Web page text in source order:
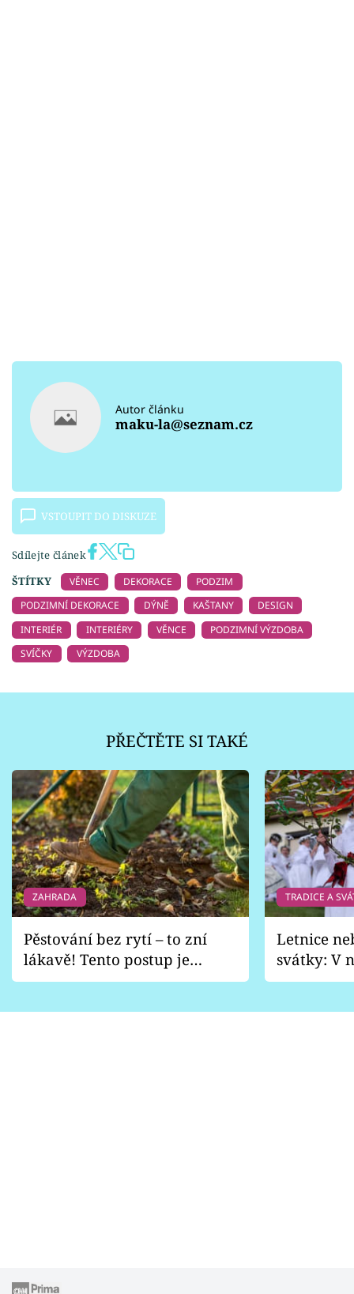
Autor článku
maku-la@seznam.cz
VSTOUPIT DO DISKUZE
Sdílejte článek
ŠTÍTKY
VĚNEC DEKORACE
PODZIM
PODZIMNÍ DEKORACE
DÝNĚ KAŠTANY
DESIGN
INTERIÉR
INTERIÉRY VĚNCE
PODZIMNÍ VÝZDOBA
SVÍČKY
VÝZDOBA
PŘEČTĚTE SI TAKÉ
ZAHRADA
Pěstování bez rytí – to zní
lákavě! Tento postup je
vhodný jen pro některé
TRADICE A
Letnice
svátky: V
pondělí